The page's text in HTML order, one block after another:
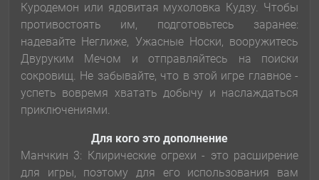
Куродемон или ядовитая мухоловка Кудзу. Чтобы
противостоять им, подготовьтесь заранее:
надевайте Неглиже, Ужасные Носки, вооружитесь
Двуруким Мечом и отправляйтесь на поиски
сокровищ. Не забывайте, что в этой игре главное -
успеть вовремя хватать добычу и наслаждаться
приключениями.
Для кого это дополнение
Манчкин 3: Клирические огрехи - это расширение
для игры, поэтому для его использования вам